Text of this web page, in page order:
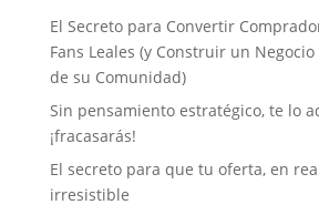
El Secreto para Convertir
Fans Leales (y Construir un
de su Comunidad)
Sin pensamiento estratégico, te lo
¡fracasarás!
El secreto para que tu oferta, en
irresistible